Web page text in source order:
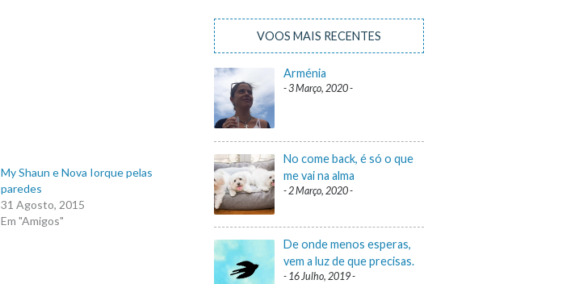
My Shaun e Nova Iorque pelas
paredes
31 Agosto, 2015
Em "Amigos"
VOOS MAIS RECENTES
Arménia
3 Março, 2020
No come back, é só o que
me vai na alma
2 Março, 2020
De onde menos esperas,
vem a luz de que precisas.
16 Julho, 2019